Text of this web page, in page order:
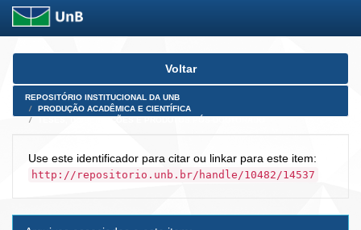
Skip
Voltar
REPOSITÓRIO INSTITUCIONAL DA UNB
PRODUÇÃO ACADÊMICA E CIENTÍFICA
Use este identificador para citar ou linkar para este item:
http://repositorio.unb.br/handle/10482/14537